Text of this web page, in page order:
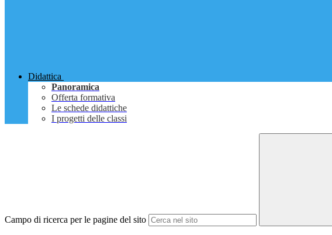
Didattica
Panoramica
Offerta formativa
Le schede didattiche
I progetti delle classi
Campo di ricerca per le pagine del sito